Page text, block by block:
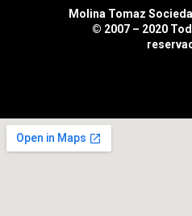
Molina Tomaz
© 2007 – 2020